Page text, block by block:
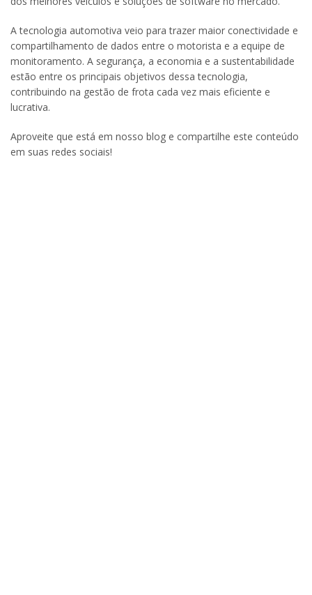
A tecnologia automotiva veio para trazer maior conectividade e
compartilhamento de dados entre o motorista e a equipe de
monitoramento. A segurança, a economia e a sustentabilidade
estão entre os principais objetivos dessa tecnologia,
contribuindo na gestão de frota cada vez mais eficiente e
lucrativa.
Aproveite que está em nosso blog e compartilhe este conteúdo
em suas redes sociais!